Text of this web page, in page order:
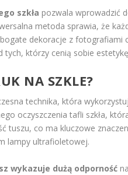
szkła pozwala wprowadzić
metoda sprawia, że
dekoracje z fotografiami
tych, którzy cenią sobie
NA SZKLE?
technika, która
oczyszczenia tafli szkła,
tuszu, co ma kluczowe
lampy ultrafioletowej.
wykazuje dużą odporność